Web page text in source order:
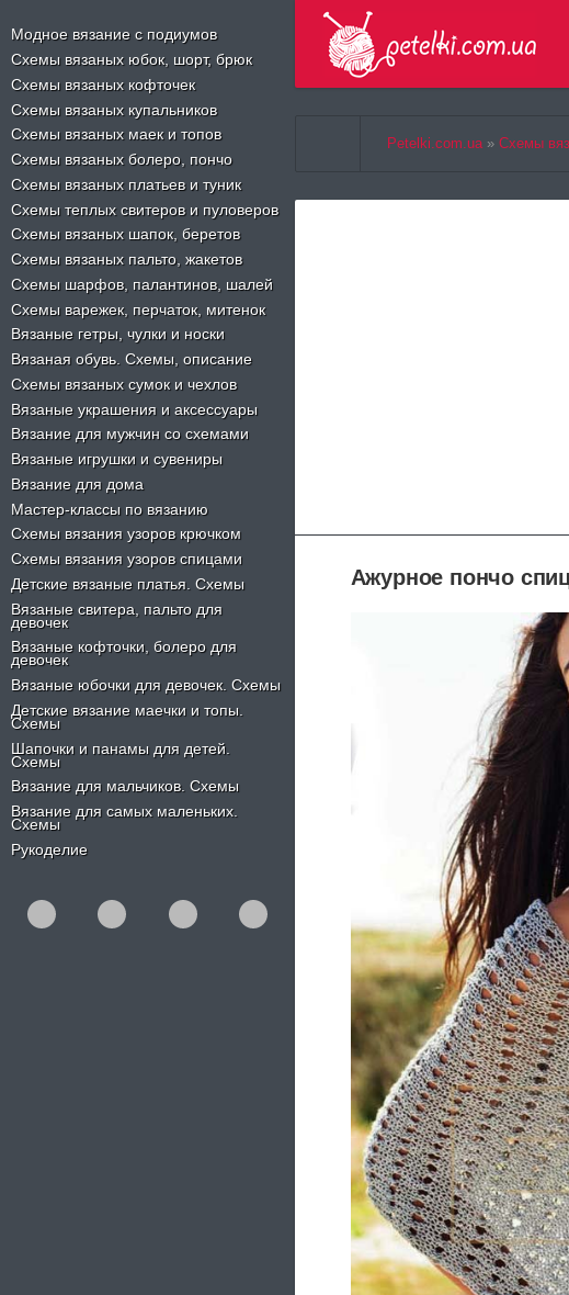
Модное вязание с подиумов
Схемы вязаных юбок, шорт, брюк
Схемы вязаных кофточек
Схемы вязаных купальников
Схемы вязаных маек и топов
Схемы вязаных болеро, пончо
Схемы вязаных платьев и туник
Схемы теплых свитеров и пуловеров
Схемы вязаных шапок, беретов
Схемы вязаных пальто, жакетов
Схемы шарфов, палантинов, шалей
Схемы варежек, перчаток, митенок
Вязаные гетры, чулки и носки
Вязаная обувь. Схемы, описание
Схемы вязаных сумок и чехлов
Вязаные украшения и аксессуары
Вязание для мужчин со схемами
Вязаные игрушки и сувениры
Вязание для дома
Мастер-классы по вязанию
Схемы вязания узоров крючком
Схемы вязания узоров спицами
Детские вязаные платья. Схемы
Вязаные свитера, пальто для
девочек
Вязаные кофточки, болеро для
девочек
Вязаные юбочки для девочек. Схемы
Детские вязание маечки и топы.
Схемы
Шапочки и панамы для детей.
Схемы
Вязание для мальчиков. Схемы
Вязание для самых маленьких.
Схемы
Рукоделие
Select Language
Petelki.com.ua» Схемы
Ажурное пончо